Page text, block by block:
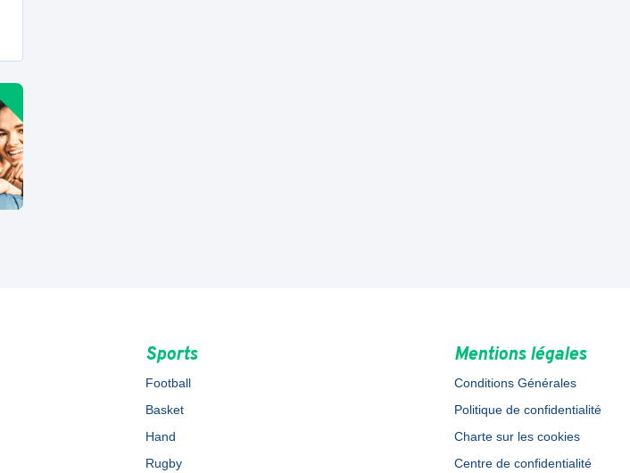
Sports
Football
Basket
Hand
Rugby
Mentions légales
Conditions Générales
Politique de confidentialité
Charte sur les cookies
Centre de confidentialité